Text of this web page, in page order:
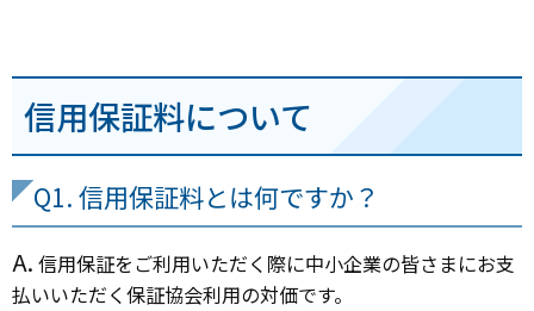
信用保証料について
Q1. 信用保証料とは何ですか？
A. 信用保証をご利用いただく際に中小企業の皆さまにお支
払いいただく保証協会利用の対価です。